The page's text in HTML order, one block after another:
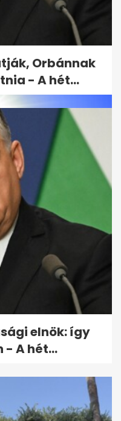
elárulta, mit
és
után
erősödik a
Orbánnak
- A hét...
elnök: így
- A hét...